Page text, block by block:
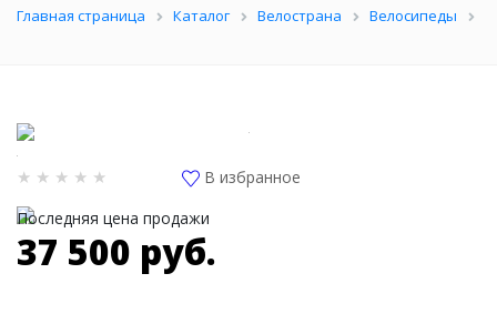
Главная страница Каталог Велострана Велосипеды
В избранное
Последняя цена продажи
37 500 руб.